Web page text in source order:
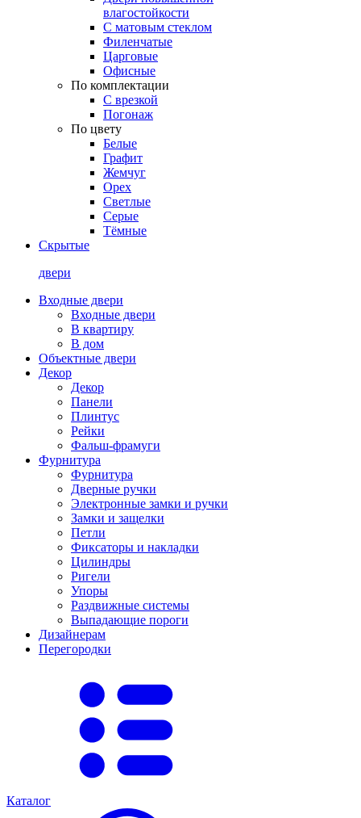
влагостойкости
С матовым стеклом
Филенчатые
Царговые
Офисные
По комплектации
С врезкой
Погонаж
По цвету
Белые
Графит
Жемчуг
Орех
Светлые
Серые
Тёмные
Скрытые
двери
Входные двери
Входные двери
В квартиру
В дом
Объектные двери
Декор
Декор
Панели
Плинтус
Рейки
Фальш-фрамуги
Фурнитура
Фурнитура
Дверные ручки
Электронные замки и ручки
Замки и защелки
Петли
Фиксаторы и накладки
Цилиндры
Ригели
Упоры
Раздвижные системы
Выпадающие пороги
Дизайнерам
Перегородки
Каталог